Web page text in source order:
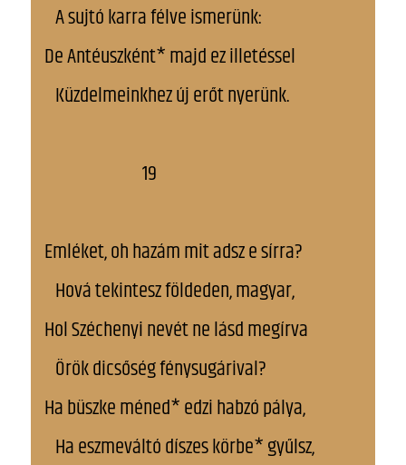
A sujtó karra félve ismerünk:
De Antéuszként* majd ez illetéssel
Küzdelmeinkhez új erőt nyerünk.
19
Emléket, oh hazám mit adsz e sírra?
Hová tekintesz földeden, magyar,
Hol Széchenyi nevét ne lásd megírva
Örök dicsőség fénysugárival?
Ha büszke méned* edzi habzó pálya,
Ha eszmeváltó díszes körbe* gyűlsz,